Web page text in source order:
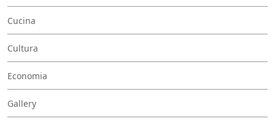
Cucina
Cultura
Economia
Gallery